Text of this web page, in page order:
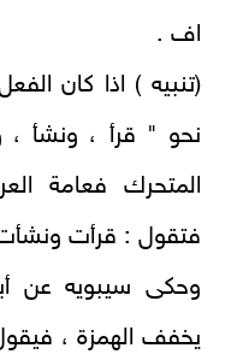
اف .
(تنبيه ) اذا كان
نحو " قرأ ، ونشأ ،
المتحرك فعامة
فتقول : قرأت
وحكى سيبويه عن
يخفف الهمزة ،